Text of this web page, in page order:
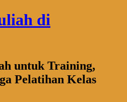
di
untuk Training,
Pelatihan Kelas